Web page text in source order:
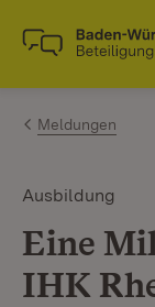
Zum Inhalt
Link zur
Meldungen
Ausbildung
Eine
IHK